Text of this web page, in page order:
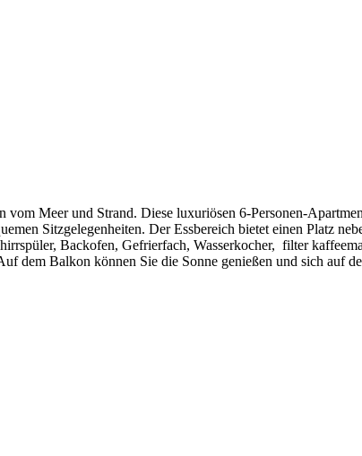
Meer und Strand. Diese luxuriösen 6-Personen-
Sitzgelegenheiten. Der Essbereich bietet einen Platz
Backofen, Gefrierfach, Wasserkocher, filter
dem Balkon können Sie die Sonne genießen und sich auf